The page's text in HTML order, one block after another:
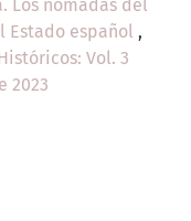
Los nómadas del
Estado español ,
Vol. 3
2023